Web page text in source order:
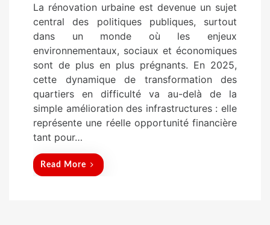
s
t
e
d
o
n
La rénovation urbaine est devenue un sujet
central des politiques publiques, surtout
dans un monde où les enjeux
environnementaux, sociaux et économiques
sont de plus en plus prégnants. En 2025,
cette dynamique de transformation des
quartiers en difficulté va au-delà de la
simple amélioration des infrastructures : elle
représente une réelle opportunité financière
tant pour…
Read More